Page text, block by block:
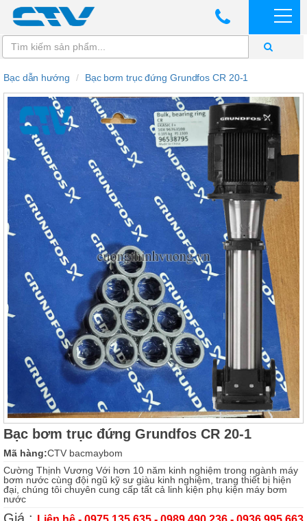
Bạc dẫn hướng Bạc bơm trục đứng Grundfos CR 20-1
Bạc bơm trục đứng Grundfos CR 20-1
Mã hàng:CTV bacmaybom
Cường Thịnh Vương Với hơn 10 năm kinh nghiệm trong ngành máy
bơm nước cùng đội ngũ kỹ sư giàu kinh nghiệm, trang thiết bị hiện
đại, chúng tôi chuyên cung cấp tất cả linh kiện phụ kiện máy bơm
nước